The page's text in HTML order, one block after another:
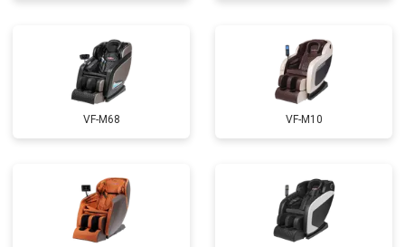
Ремонт купюроприемника от 4700 ₽ Заказать
Замена сетевого трансформатора
VF-M68 VF-M10